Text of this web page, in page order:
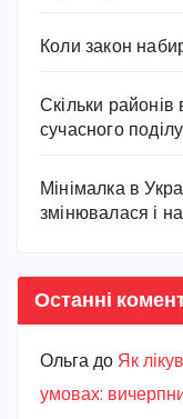
Коли закон
Скільки районів
сучасного поділу
Мінімалка в
змінювалася і
Останні
Ольга до Як
умовах: